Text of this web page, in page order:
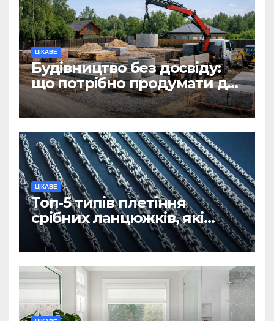
ЦІКАВЕ
Будівництво без досвіду:
що потрібно продумати до
першої доставки на
ділянку
ЦІКАВЕ
Топ-5 типів плетіння
срібних ланцюжків, які
вважаються
найнадійнішими